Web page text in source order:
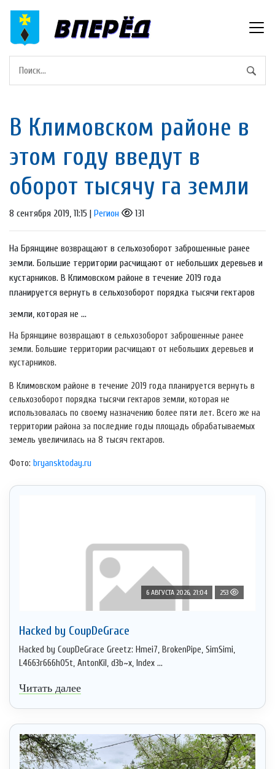
В Климовском районе в
этом году введут в
оборот тысячу га земли
8 сентября 2019, 11:15 | Регион 131
На Брянщине возвращают в сельхозоборот заброшенные ранее
земли. Большие территории расчищают от небольших деревьев и
кустарников. В Климовском районе в течение 2019 года
планируется вернуть в сельхозоборот порядка тысячи гектаров
земли, которая не ...
На Брянщине возвращают в сельхозоборот заброшенные ранее
земли. Большие территории расчищают от небольших деревьев и
кустарников.
В Климовском районе в течение 2019 года планируется вернуть в
сельхозоборот порядка тысячи гектаров земли, которая не
использовалась по своему назначению более пяти лет. Всего же на
территории района за последние годы площадь обрабатываемых
земель увеличилась на 8 тысяч гектаров.
Фото: bryansktoday.ru
6 АВГУСТА 2026, 21:04 253
Hacked by CoupDeGrace
Hacked by CoupDeGrace Greetz: Hmei7, BrokenPipe, SimSimi,
L4663r666h05t, AntonKil, d3b~x, Index ...
Читать далее